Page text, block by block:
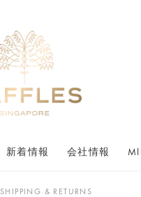
新着情報 会社情報
SHIPPING & RETURNS